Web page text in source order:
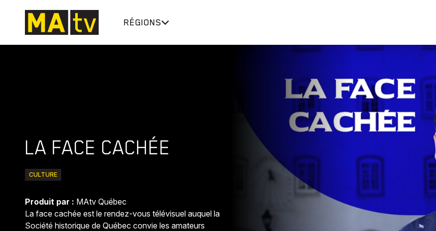
RÉGIONS
LA FACE CACHÉE
CULTURE
Produit par : MAtv Québec
La face cachée est le rendez-vous télévisuel auquel la
Société historique de Québec convie les amateurs